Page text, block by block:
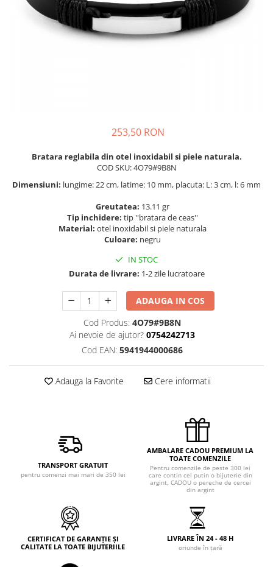
INELE
253,50 RON
Bratara reglabila din otel inoxidabil si piele naturala.
COD SKU: 4O79#9B8N
Dimensiuni: lungime: 22 cm, latime: 10 mm, placuta: L: 3 cm, l: 6 mm
Greutatea: 13.11 gr
Tip inchidere: tip ''bratara de ceas''
Material: otel inoxidabil si piele naturala
Culoare: negru
IN STOC
Durata de livrare: 1-2 zile lucratoare
ADAUGA IN COS
Cod Produs: 4O79#9B8N
Ai nevoie de ajutor? 0754242713
Cod EAN: 5941944000686
Adauga la Favorite Cere informatii
TRANSPORT GRATUIT
pentru comenzi mai mari de 350 lei
AMBALARE CADOU PREMIUM LA
TOATE COMENZILE
Pentru comenzile de peste 300 lei
care contin cel putin o bijuterie din
argint, CADOU o pereche de cercei
din argint
CERTIFICAT DE GARANȚIE ȘI
CALITATE LA TOATE BIJUTERIILE
LIVRARE ÎN 24 - 48 H
oriunde în țară